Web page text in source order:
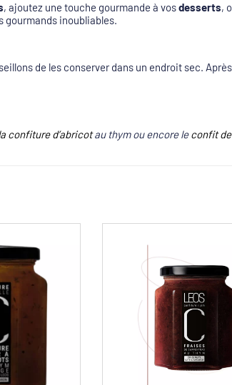
, ajoutez une touche gourmande à vosdesserts,
gourmands inoubliables.
de les conserver dans un endroit sec.
confiture d’abricotau thym ou encore leconfit